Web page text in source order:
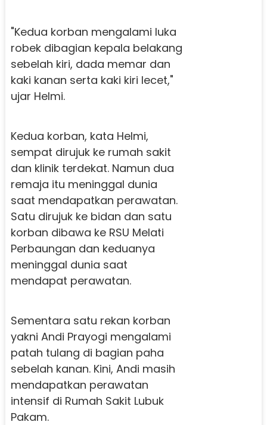
"Kedua korban mengalami luka
robek dibagian kepala belakang
sebelah kiri, dada memar dan
kaki kanan serta kaki kiri lecet,"
ujar Helmi.
Kedua korban, kata Helmi,
sempat dirujuk ke rumah sakit
dan klinik terdekat. Namun dua
remaja itu meninggal dunia
saat mendapatkan perawatan.
Satu dirujuk ke bidan dan satu
korban dibawa ke RSU Melati
Perbaungan dan keduanya
meninggal dunia saat
mendapat perawatan.
Sementara satu rekan korban
yakni Andi Prayogi mengalami
patah tulang di bagian paha
sebelah kanan. Kini, Andi masih
mendapatkan perawatan
intensif di Rumah Sakit Lubuk
Pakam.